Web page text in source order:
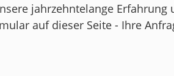
jahrzehntelange
auf dieser Seite - Ihre